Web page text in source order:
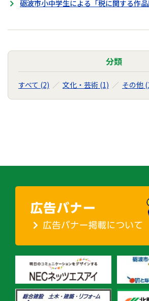
砺波市小中学生による「税に関する作
分類
すべて (2) 文化・芸術 (1) その他